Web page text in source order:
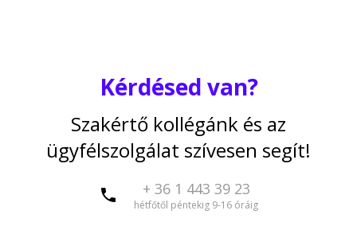
Kérdésed van?
Szakértő kollégánk és az
ügyfélszolgálat szívesen segít!
+ 36 1 443 39 23
hétfőtől péntekig 9-16 óráig